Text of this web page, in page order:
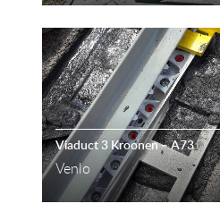
Viaduct 3 Kroonen – A73
Venlo